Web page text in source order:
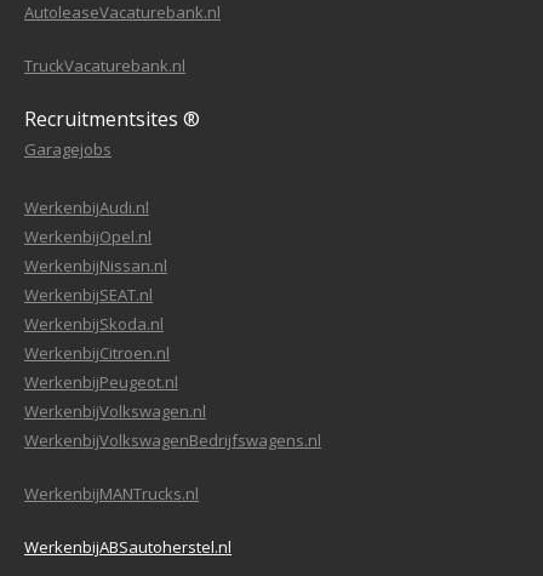
AutoleaseVacaturebank.nl
TruckVacaturebank.nl
Recruitmentsites ®
Garagejobs
WerkenbijAudi.nl
WerkenbijOpel.nl
WerkenbijNissan.nl
WerkenbijSEAT.nl
WerkenbijSkoda.nl
WerkenbijCitroen.nl
WerkenbijPeugeot.nl
WerkenbijVolkswagen.nl
WerkenbijVolkswagenBedrijfswagens.nl
WerkenbijMANTrucks.nl
WerkenbijABSautoherstel.nl